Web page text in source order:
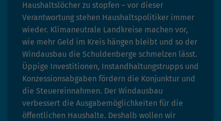
Haushaltslöcher zu stopfen – vor dieser
Verantwortung stehen Haushaltspolitiker immer
wieder. Klimaneutrale Landkreise machen vor,
wie mehr Geld im Kreis hängen bleibt und so der
Windausbau die Schuldenberge schmelzen lässt.
Üppige Investitionen, Instandhaltungstrupps und
Konzessionsabgaben fördern die Konjunktur und
die Steuereinnahmen. Der Windausbau
verbessert die Ausgabemöglichkeiten für die
öffentlichen Haushalte. Deshalb wollen wir